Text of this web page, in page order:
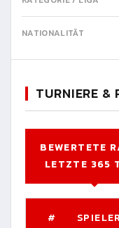
NATIONALITÄT
TURNIERE &
BEWERTETE
LETZTE 365
# SPIELER